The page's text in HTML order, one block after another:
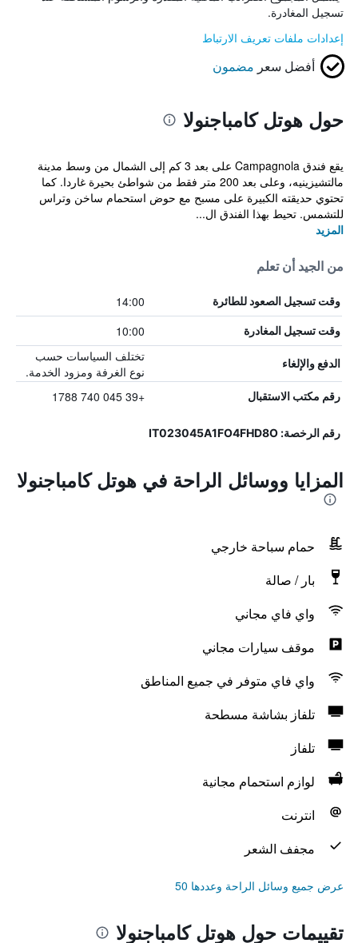
تسجيل المغادرة.
إعدادات ملفات تعريف الارتباط
أفضل سعر مضمون
حول هوتل كامباجنولا
يقع فندق Campagnola على بعد 3 كم إلى الشمال من وسط مدينة
مالتشيزينيه، وعلى بعد 200 متر فقط من شواطئ بحيرة غاردا. كما
تحتوي حديقته الكبيرة على مسبح مع حوض استحمام ساخن وتراس
للتشمس. تحيط بهذا الفندق ال...
المزيد
من الجيد أن تعلم
وقت تسجيل الصعود للطائرة 14:00
وقت تسجيل المغادرة 10:00
الدفع والإلغاء
تختلف السياسات حسب
نوع الغرفة ومزود الخدمة.
رقم مكتب الاستقبال +39 045 740 1788
رقم الرخصة: IT023045A1FO4FHD8O
المزايا ووسائل الراحة في هوتل كامباجنولا
حمام سباحة خارجي
بار / صالة
واي فاي مجاني
موقف سيارات مجاني
واي فاي متوفر في جميع المناطق
تلفاز بشاشة مسطحة
تلفاز
لوازم استحمام مجانية
انترنت
مجفف الشعر
عرض جميع وسائل الراحة وعددها 50
تقييمات حول هوتل كامباجنولا